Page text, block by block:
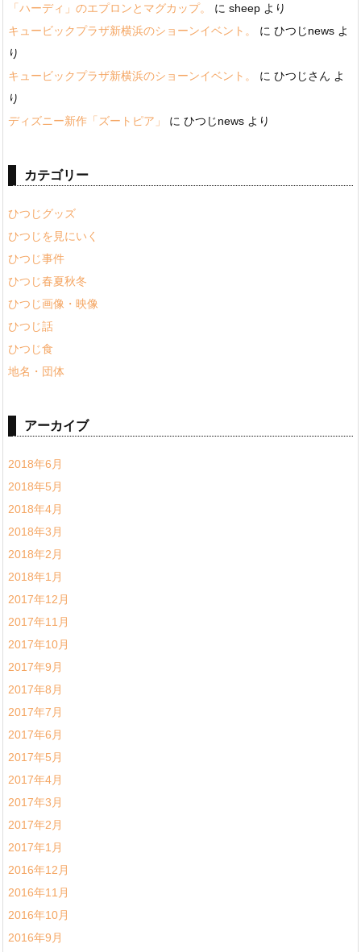
「ハーディ」のエプロンとマグカップ。
に sheep より
キュービックプラザ新横浜のショーンイベント。
に ひつじnews よ
り
キュービックプラザ新横浜のショーンイベント。
に ひつじさん よ
り
ディズニー新作「ズートピア」
に ひつじnews より
カテゴリー
ひつじグッズ
ひつじを見にいく
ひつじ事件
ひつじ春夏秋冬
ひつじ画像・映像
ひつじ話
ひつじ食
地名・団体
アーカイブ
2018年6月
2018年5月
2018年4月
2018年3月
2018年2月
2018年1月
2017年12月
2017年11月
2017年10月
2017年9月
2017年8月
2017年7月
2017年6月
2017年5月
2017年4月
2017年3月
2017年2月
2017年1月
2016年12月
2016年11月
2016年10月
2016年9月